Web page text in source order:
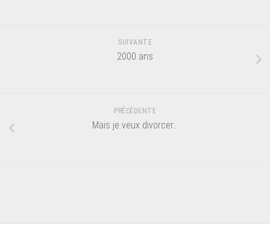
SUIVANTE
2000 ans
PRÉCÉDENTE
Mais je veux divorcer…